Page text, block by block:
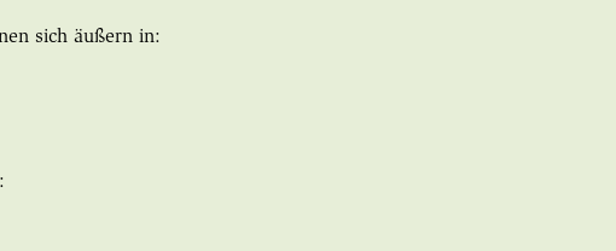
sich äußern in: